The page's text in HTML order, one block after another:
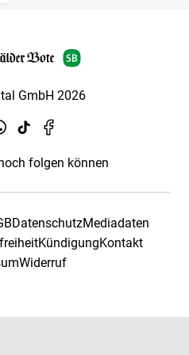
GmbH 2026
folgen können
DatenschutzMediadaten
KündigungKontakt
Widerruf